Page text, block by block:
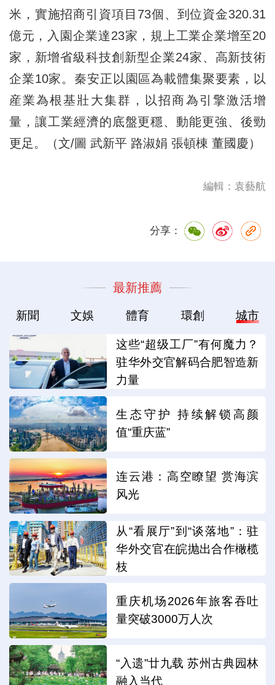
米，實施招商引資項目73個、到位資金320.31
億元，入園企業達23家，規上工業企業增至20
家，新增省級科技創新型企業24家、高新技術
企業10家。秦安正以園區為載體集聚要素，以
産業為根基壯大集群，以招商為引擎激活增
量，讓工業經濟的底盤更穩、動能更強、後勁
更足。（文/圖 武新平 路淑娟 張頓棟 董國慶）
編輯：袁藝航
分享：
最新推薦
新聞 文娛 體育 環創 城市
这些“超级工厂”有何魔力？
驻华外交官解码合肥智造新
力量
生态守护 持续解锁高颜
值“重庆蓝”
连云港：高空瞭望 赏海滨
风光
从“看展厅”到“谈落地”：驻
华外交官在皖抛出合作橄榄
枝
重庆机场2026年旅客吞吐
量突破3000万人次
“入遗”廿九载 苏州古典园林
融入当代